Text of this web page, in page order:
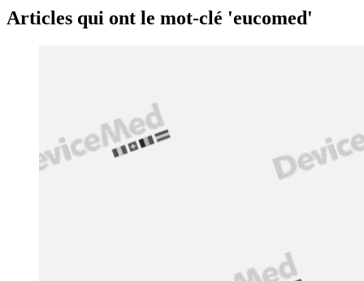
Articles qui ont le mot-clé 'eucomed'